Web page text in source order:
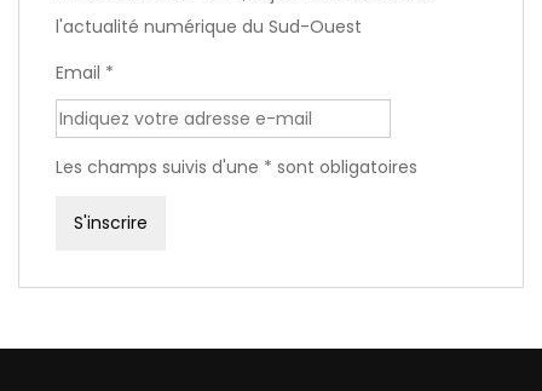
l'actualité numérique du Sud-Ouest
Email *
Les champs suivis d'une * sont obligatoires